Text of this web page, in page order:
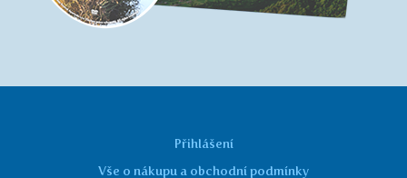
Přihlášení
Vše o nákupu a obchodní podmínky